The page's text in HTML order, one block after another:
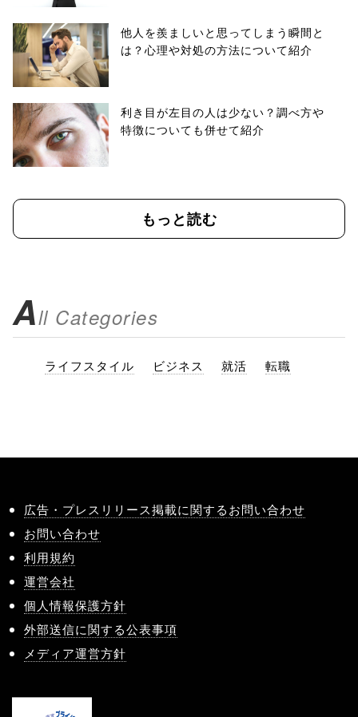
他人を羨ましいと思ってしまう瞬間と
は？心理や対処の方法について紹介
利き目が左目の人は少ない？調べ方や
特徴についても併せて紹介
もっと読む
All Categories
ライフスタイル ビジネス 就活 転職
広告・プレスリリース掲載に関するお問い合わせ
お問い合わせ
利用規約
運営会社
個人情報保護方針
外部送信に関する公表事項
メディア運営方針